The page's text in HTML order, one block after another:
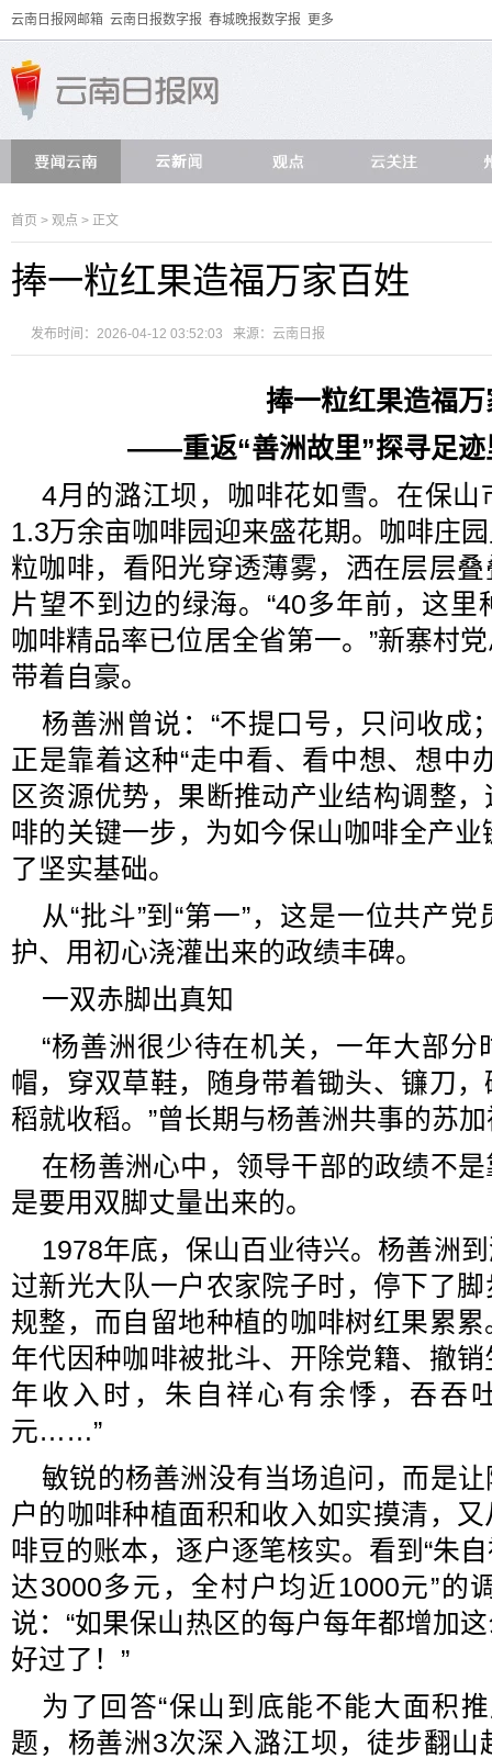
云南日报网邮箱 云南日报数字报 春城晚报数字报 更多
首页 > 观点 > 正文
捧一粒红果造福万家百姓
发布时间：2026-04-12 03:52:03 来源： 云南日报
捧一粒红果造福万
——重返“善洲故里”探寻足迹
4月的潞江坝，咖啡花如雪。在保
1.3万余亩咖啡园迎来盛花期。咖啡庄
粒咖啡，看阳光穿透薄雾，洒在层层
片望不到边的绿海。“40多年前，这
咖啡精品率已位居全省第一。”新寨村
带着自豪。
杨善洲曾说：“不提口号，只问收成
正是靠着这种“走中看、看中想、想中
区资源优势，果断推动产业结构调整
啡的关键一步，为如今保山咖啡全产
了坚实基础。
从“批斗”到“第一”，这是一位共产
护、用初心浇灌出来的政绩丰碑。
一双赤脚出真知
“杨善洲很少待在机关，一年大部
帽，穿双草鞋，随身带着锄头、镰刀
稻就收稻。”曾长期与杨善洲共事的苏
在杨善洲心中，领导干部的政绩不
是要用双脚丈量出来的。
1978年底，保山百业待兴。杨善洲
过新光大队一户农家院子时，停下了
规整，而自留地种植的咖啡树红果累
年代因种咖啡被批斗、开除党籍、撤
年收入时，朱自祥心有余悸，吞吞
元……”
敏锐的杨善洲没有当场追问，而是
户的咖啡种植面积和收入如实摸清，
啡豆的账本，逐户逐笔核实。看到“朱
达3000多元，全村户均近1000元”的
说：“如果保山热区的每户每年都增加
好过了！”
为了回答“保山到底能不能大面积
题，杨善洲3次深入潞江坝，徒步翻